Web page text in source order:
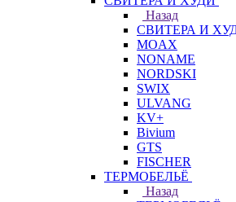
Назад
СВИТЕРА И
MOAX
NONAME
NORDSKI
SWIX
ULVANG
KV+
Bivium
GTS
FISCHER
ТЕРМОБЕЛЬЁ
Назад